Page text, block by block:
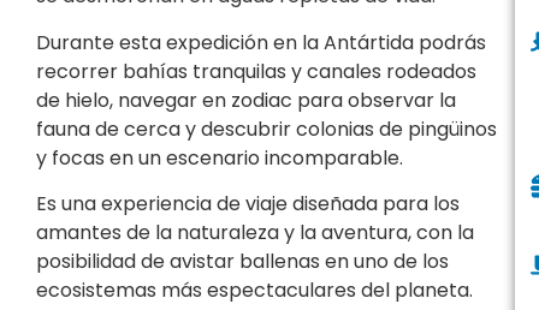
Durante esta expedición en la Antártida podrás
recorrer bahías tranquilas y canales rodeados
de hielo, navegar en zodiac para observar la
fauna de cerca y descubrir colonias de pingüinos
y focas en un escenario incomparable.
Es una experiencia de viaje diseñada para los
amantes de la naturaleza y la aventura, con la
posibilidad de avistar ballenas en uno de los
ecosistemas más espectaculares del planeta.